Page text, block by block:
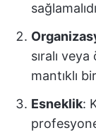
sıralı
mantıklı
Esneklik: